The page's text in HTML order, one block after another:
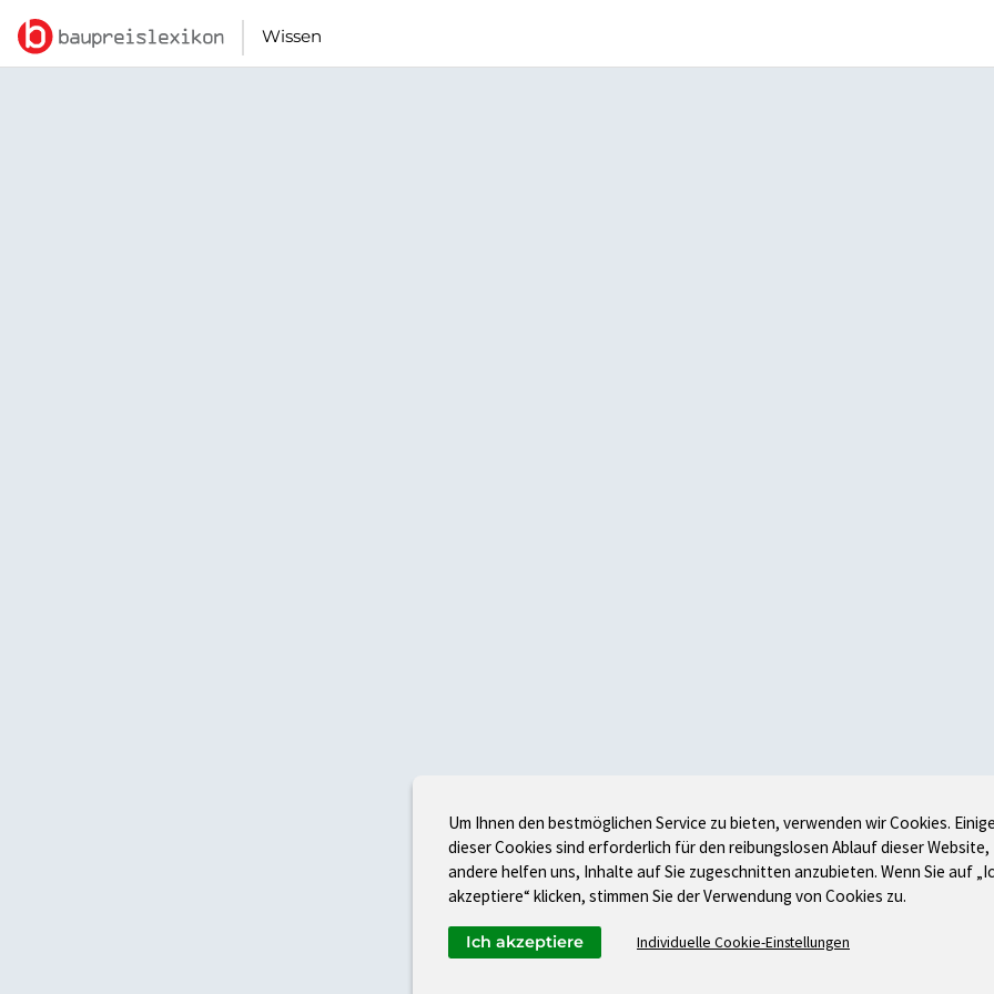
Wissen
Um Ihnen den bestmöglichen Service zu bieten, verwenden wir Cookies.
dieser Cookies sind erforderlich für den reibungslosen Ablauf dieser Website,
andere helfen uns, Inhalte auf Sie zugeschnitten anzubieten. Wenn Sie auf
akzeptiere“ klicken, stimmen Sie der Verwendung von Cookies zu.
Individuelle Cookie-Einstellungen
Ich akzeptiere